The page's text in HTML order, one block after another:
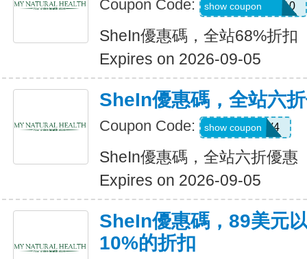
Coupon Code: uguszx26042210
show coupon
SheIn優惠碼，全站68%折扣
Expires on 2026-09-05
SheIn優惠碼，全站六
Coupon Code: LS8V4
show coupon
SheIn優惠碼，全站六折優惠
Expires on 2026-09-05
SheIn優惠碼，89美元
10%的折扣